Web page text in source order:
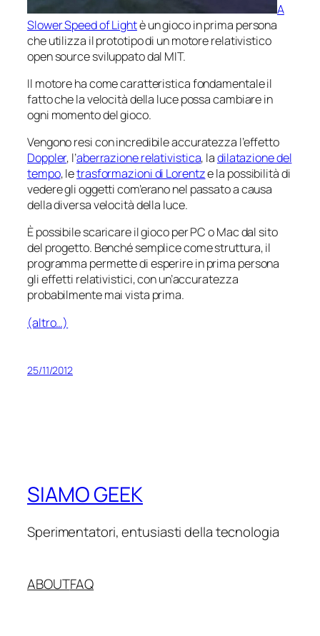
A
Slower Speed of Lightè un gioco in prima persona
che utilizza il prototipo di un motore relativistico
open source sviluppato dal MIT.
Il motore ha come caratteristica fondamentale il
fatto che la velocità della luce possa cambiare in
ogni momento del gioco.
Vengono resi con incredibile accuratezza l’effetto
Doppler, l’aberrazione relativistica, ladilatazione del
tempo, letrasformazioni di Lorentze la possibilità di
vedere gli oggetti com’erano nel passato a causa
della diversa velocità della luce.
È possibile scaricare il gioco per PC o Mac dal sito
del progetto. Benché semplice come struttura, il
programma permette di esperire in prima persona
gli effetti relativistici, con un’accuratezza
probabilmente mai vista prima.
(altro…)
25/11/2012
SIAMO GEEK
Sperimentatori, entusiasti della tecnologia
ABOUTFAQ